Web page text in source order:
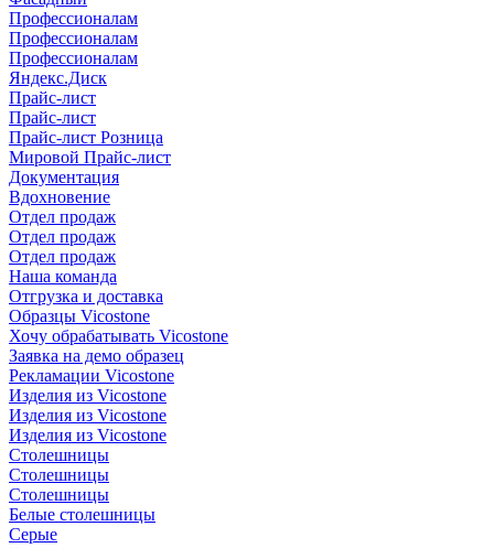
Профессионалам
Профессионалам
Профессионалам
Яндекс.Диск
Прайс-лист
Прайс-лист
Прайс-лист Розница
Мировой Прайс-лист
Документация
Вдохновение
Отдел продаж
Отдел продаж
Отдел продаж
Наша команда
Отгрузка и доставка
Образцы Vicostone
Хочу обрабатывать Vicostone
Заявка на демо образец
Рекламации Vicostone
Изделия из Vicostone
Изделия из Vicostone
Изделия из Vicostone
Столешницы
Столешницы
Столешницы
Белые столешницы
Серые